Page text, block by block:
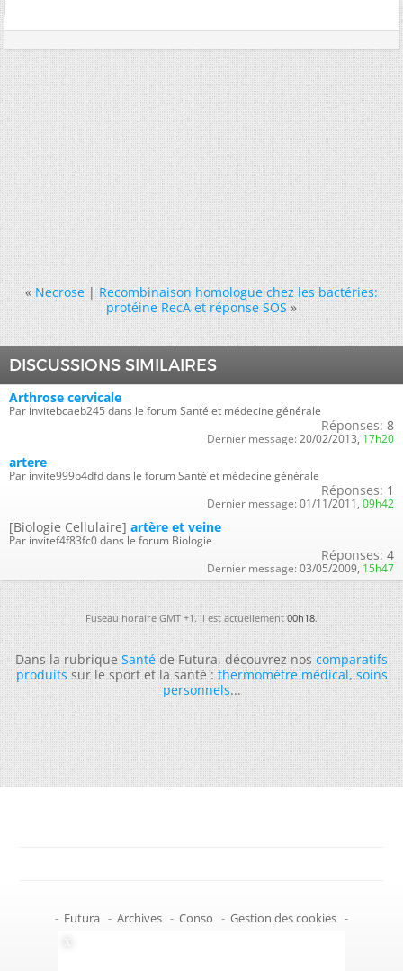
« Necrose|Recombinaison homologue chez les bactéries:
protéine RecA et réponse SOS »
DISCUSSIONS SIMILAIRES
Arthrose cervicale
Par invitebcaeb245 dans le forum Santé et médecine générale
Réponses: 8
Dernier message: 20/02/2013, 17h20
artere
Par invite999b4dfd dans le forum Santé et médecine générale
Réponses: 1
Dernier message: 01/11/2011, 09h42
[Biologie Cellulaire] artère et veine
Par invitef4f83fc0 dans le forum Biologie
Réponses: 4
Dernier message: 03/05/2009, 15h47
Fuseau horaire GMT +1. Il est actuellement00h18.
Dans la rubriqueSantéde Futura, découvrez noscomparatifs
produitssur le sport et la santé :thermomètre médical,soins
personnels...
- Futura - Archives - Conso - Gestion des cookies -